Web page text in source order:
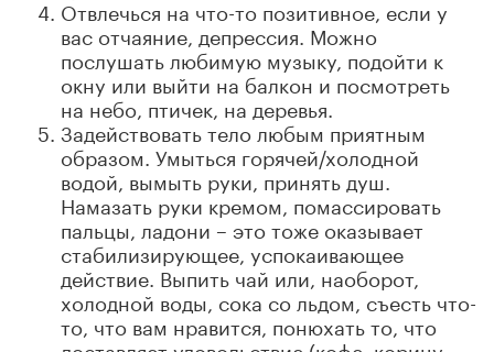
Отвлечься на что-то позитивное, если у
вас отчаяние, депрессия. Можно
послушать любимую музыку, подойти к
окну или выйти на балкон и посмотреть
на небо, птичек, на деревья.
Задействовать тело любым приятным
образом. Умыться горячей/холодной
водой, вымыть руки, принять душ.
Намазать руки кремом, помассировать
пальцы, ладони – это тоже оказывает
стабилизирующее, успокаивающее
действие. Выпить чай или, наоборот,
холодной воды, сока со льдом, съесть что-
то, что вам нравится, понюхать то, что